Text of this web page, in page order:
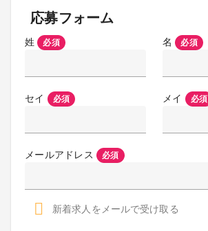
応募フォーム
姓 必須 名 必須
セイ 必須 メイ 必須
メールアドレス 必須
新着求人をメールで受け取る